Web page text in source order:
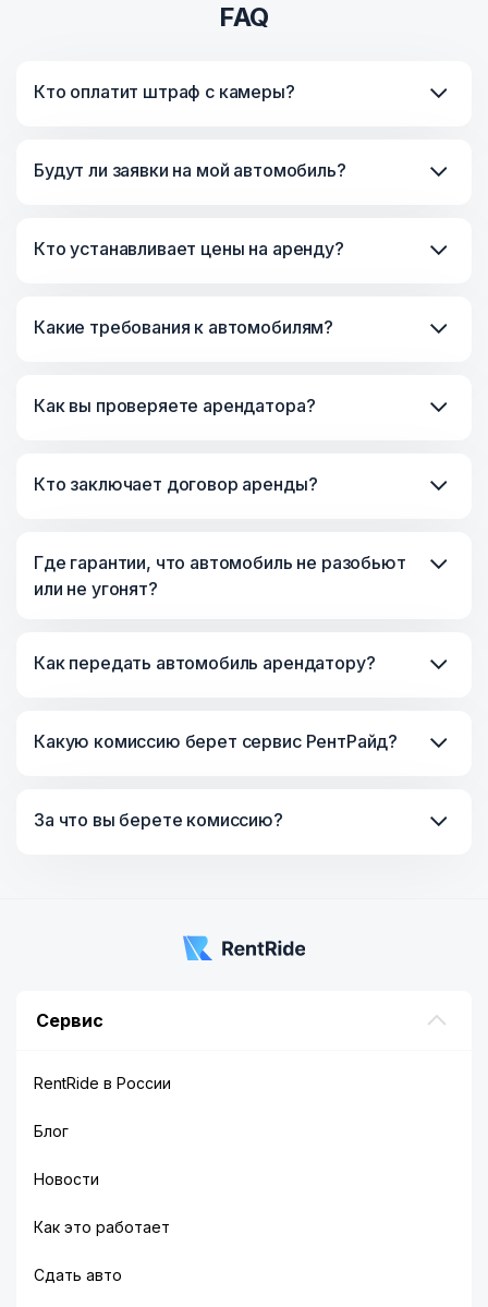
FAQ
Кто оплатит штраф с камеры?
Будут ли заявки на мой автомобиль?
Кто устанавливает цены на аренду?
Какие требования к автомобилям?
Как вы проверяете арендатора?
Кто заключает договор аренды?
Где гарантии, что автомобиль не разобьют
или не угонят?
Как передать автомобиль арендатору?
Какую комиссию берет сервис РентРайд?
За что вы берете комиссию?
Сервис
RentRide в России
Блог
Новости
Как это работает
Сдать авто